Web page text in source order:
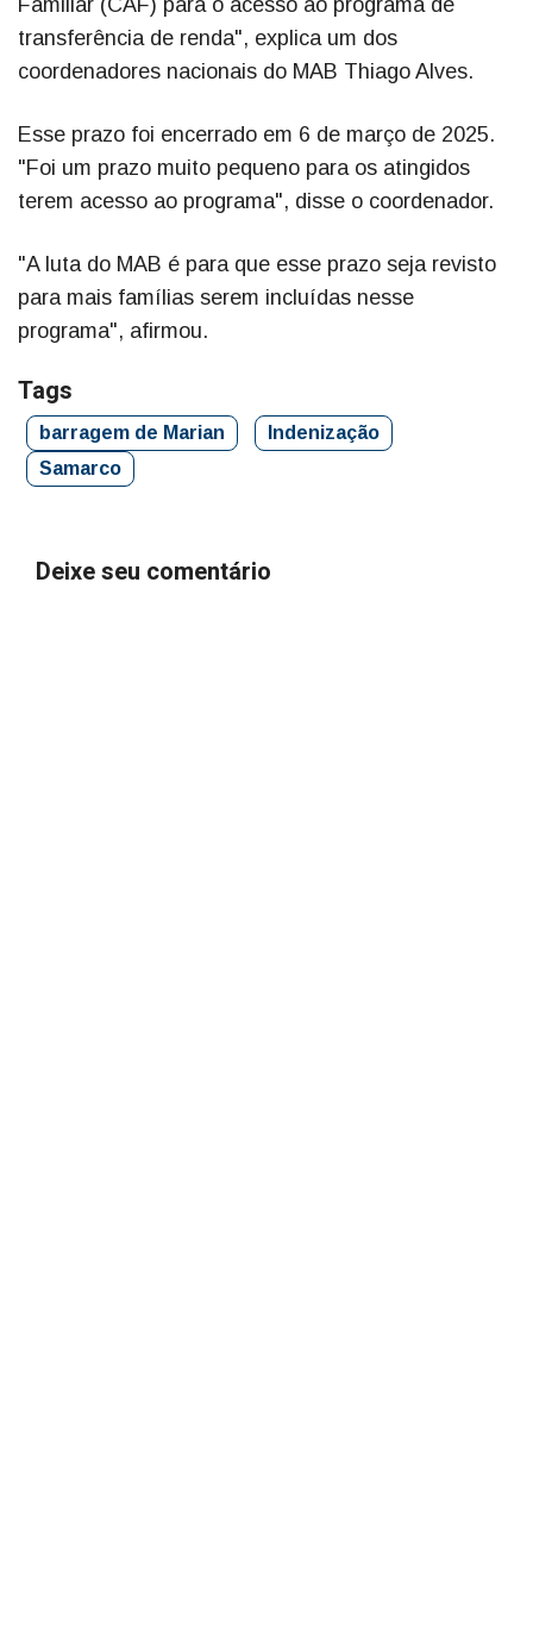
Familiar (CAF) para o acesso ao programa de
transferência de renda", explica um dos
coordenadores nacionais do MAB Thiago Alves.
Esse prazo foi encerrado em 6 de março de 2025.
"Foi um prazo muito pequeno para os atingidos
terem acesso ao programa", disse o coordenador.
"A luta do MAB é para que esse prazo seja revisto
para mais famílias serem incluídas nesse
programa", afirmou.
Tags
barragem de Marian
Indenização
Samarco
Deixe seu comentário